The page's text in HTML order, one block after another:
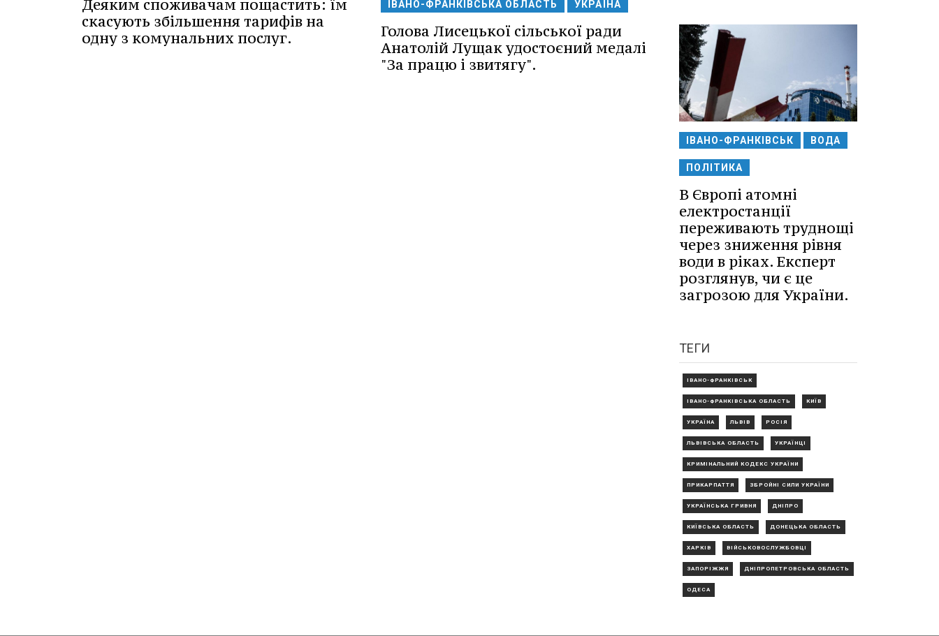
Деяким споживачам пощастить: їм
скасують збільшення тарифів на
одну з комунальних послуг.
ІВАНО-ФРАНКІВСЬКА ОБЛАСТЬ УКРАЇНА
Голова Лисецької сільської ради
Анатолій Лущак удостоєний медалі
"За працю і звитягу".
ІВАНО-ФРАНКІВСЬК ВОДА
ПОЛІТИКА
В Європі атомні
електростанції
переживають труднощі
через зниження рівня
води в ріках. Експерт
розглянув, чи є це
загрозою для України.
ТЕГИ
ІВАНО-ФРАНКІВСЬК
ІВАНО-ФРАНКІВСЬКА ОБЛАСТЬ КИЇВ
УКРАЇНА ЛЬВІВ РОСІЯ
ЛЬВІВСЬКА ОБЛАСТЬ УКРАЇНЦІ
КРИМІНАЛЬНИЙ КОДЕКС УКРАЇНИ
ПРИКАРПАТТЯ ЗБРОЙНІ СИЛИ УКРАЇНИ
УКРАЇНСЬКА ГРИВНЯ ДНІПРО
КИЇВСЬКА ОБЛАСТЬ ДОНЕЦЬКА ОБЛАСТЬ
ХАРКІВ ВІЙСЬКОВОСЛУЖБОВЦІ
ЗАПОРІЖЖЯ ДНІПРОПЕТРОВСЬКА ОБЛАСТЬ
ОДЕСА